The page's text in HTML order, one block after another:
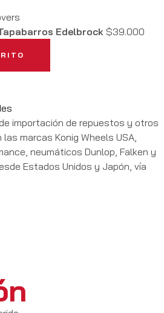
Edelbrock$39.000
importación de repuestos y otros
marcas Konig Wheels USA,
neumáticos Dunlop, Falken y
Estados Unidos y Japón, vía